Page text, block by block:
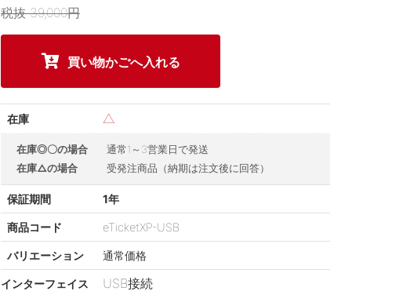
税抜 39,000円
商品コード eTicketXP-USB
在庫◎〇の場合
通常1～3営業日で発送
在庫△の場合
受発注商品（納期は注文後に回答）
保証期間 1年
インターフェイス USB接続
バリエーション 通常価格
在庫 △
買い物かごへ入れる